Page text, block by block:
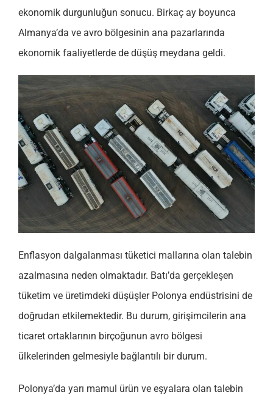
ekonomik durgunluğun sonucu. Birkaç ay boyunca
Almanya’da ve avro bölgesinin ana pazarlarında
ekonomik faaliyetlerde de düşüş meydana geldi.
Enflasyon dalgalanması tüketici mallarına olan talebin
azalmasına neden olmaktadır. Batı’da gerçekleşen
tüketim ve üretimdeki düşüşler Polonya endüstrisini de
doğrudan etkilemektedir. Bu durum, girişimcilerin ana
ticaret ortaklarının birçoğunun avro bölgesi
ülkelerinden gelmesiyle bağlantılı bir durum.
Polonya’da yarı mamul ürün ve eşyalara olan talebin